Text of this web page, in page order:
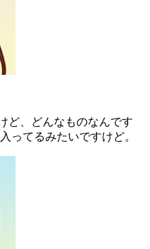
ど、どんなものなんです
ってるみたいですけど。